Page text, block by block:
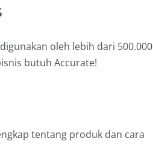
oleh lebih dari 500.000
butuh Accurate!
tentang produk dan cara